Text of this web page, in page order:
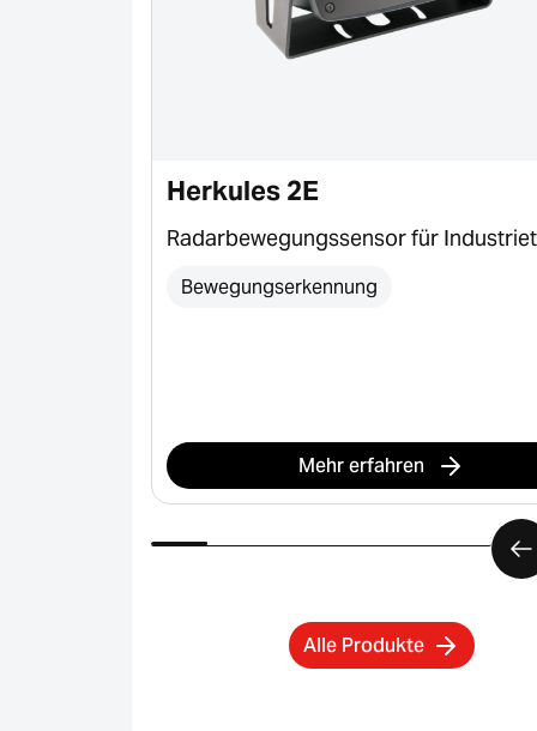
Herkules 2E
Radarbewegungssensor für
Bewegungserkennung
Mehr erfahren
Alle Produkte